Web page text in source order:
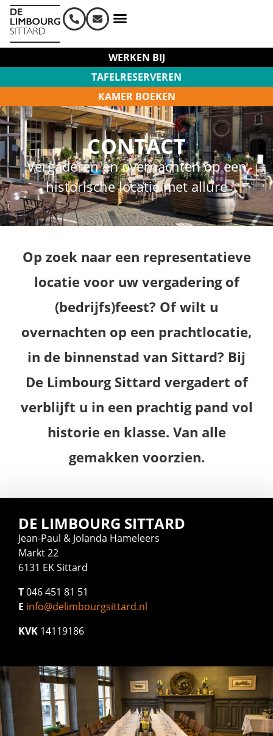
WERKEN BIJ
TAFELRESERVEREN
KAMER BOEKEN
CONTACT
Vergaderen en overnachten op een
historische locatie met allure
Op zoek naar een representatieve
locatie voor uw vergadering of
(bedrijfs)feest? Of wilt u
overnachten op een prachtlocatie,
in de binnenstad van Sittard? Bij
De Limbourg Sittard vergadert of
verblijft u in een prachtig pand vol
historie en klasse. Van alle
gemakken voorzien.
DE LIMBOURG SITTARD
Jean-Paul & Jolanda Hameleers
Markt 22
6131 EK Sittard
T046 451 81 51
E info@delimbourgsittard.nl
KVK 14119186